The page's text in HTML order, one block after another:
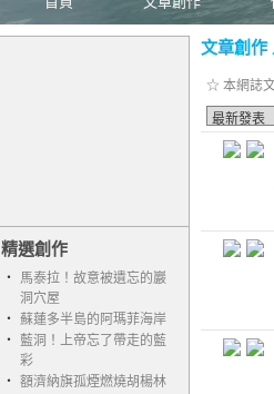
精選創作
‧
馬泰拉！故意被遺忘的巖
洞穴屋
‧ 蘇蓮多半島的阿瑪菲海岸
‧
藍洞！上帝忘了帶走的藍
彩
‧ 額濟納旗孤煙燃燒胡楊林
文章創作
☆ 本網誌